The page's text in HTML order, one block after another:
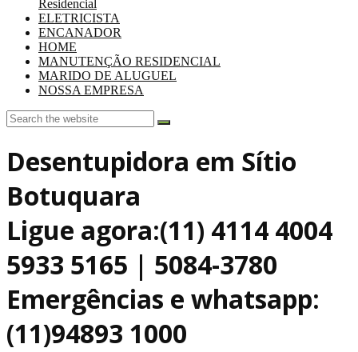
Residencial
ELETRICISTA
ENCANADOR
HOME
MANUTENÇÃO RESIDENCIAL
MARIDO DE ALUGUEL
NOSSA EMPRESA
Desentupidora em Sítio
Botuquara
Ligue agora:(11) 4114 4004
5933 5165 | 5084-3780
Emergências e whatsapp:
(11)94893 1000